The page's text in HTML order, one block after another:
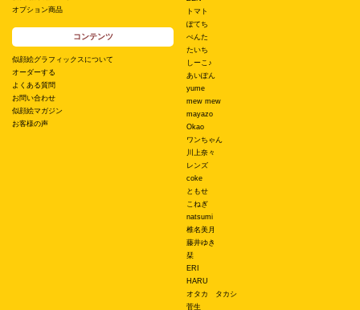
オプション商品
コンテンツ
似顔絵グラフィックスについて
オーダーする
よくある質問
お問い合わせ
似顔絵マガジン
お客様の声
トマト
ぽてち
ぺんた
たいち
しーこ♪
あいぽん
yume
mew mew
mayazo
Okao
ワンちゃん
川上奈々
レンズ
coke
ともせ
こねぎ
natsumi
椎名美月
藤井ゆき
栞
ERI
HARU
オタカ タカシ
菅生